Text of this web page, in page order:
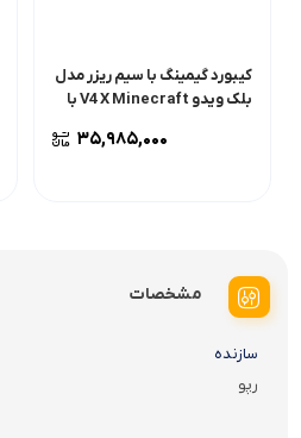
کیبورد گیمینگ با سیم ریزر مدل
بلک ویدو V4 X Minecraft با
۳۵,۹۸۵,۰۰۰
مشخصات
سازنده
رپو